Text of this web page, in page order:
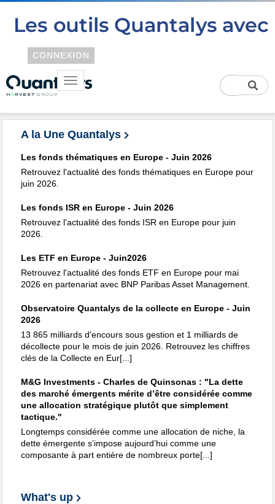
CONNEXION
A la Une Quantalys
Les fonds thématiques en Europe - Juin 2026
Retrouvez l'actualité des fonds thématiques en Europe pour
juin 2026.
Les fonds ISR en Europe - Juin 2026
Retrouvez l'actualité des fonds ISR en Europe pour juin
2026.
Les ETF en Europe - Juin2026
Retrouvez l'actualité des fonds ETF en Europe pour mai
2026 en partenariat avec BNP Paribas Asset Management.
Observatoire Quantalys de la collecte en Europe - Juin
2026
13 865 milliards d'encours sous gestion et 1 milliards de
décollecte pour le mois de juin 2026. Retrouvez les chiffres
clés de la Collecte en Eur[...]
M&G Investments - Charles de Quinsonas : "La dette
des marché émergents mérite d’être considérée comme
une allocation stratégique plutôt que simplement
tactique."
Longtemps considérée comme une allocation de niche, la
dette émergente s’impose aujourd’hui comme une
composante à part entière de nombreux porte[...]
What's up